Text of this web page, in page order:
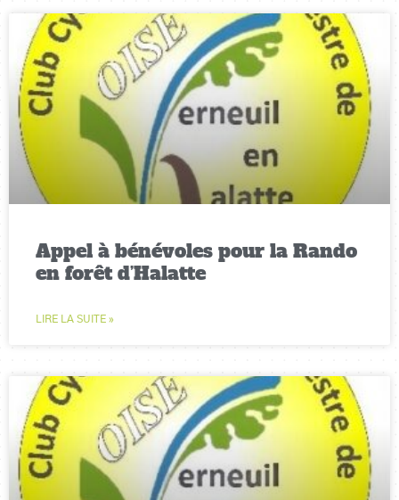
Appel à bénévoles pour la Rando
en forêt d’Halatte
LIRE LA SUITE »